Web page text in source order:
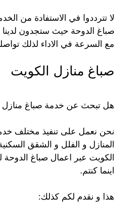
لا تترددوا في الاستفادة من
صباغ الدوحة حيث ستجدون لدينا
مع السرعة في الاداء لذلك
صباغ منازل الكويت
هل تبحث عن خدمة صباغ منازل
نحن نعمل على تنفيذ مختلف
المنازل و الفلل و الشقق
الكويت عبر اعمال صباغ الدوحة
اينما كنتم.
هذا و نقدم لكم كذلك: